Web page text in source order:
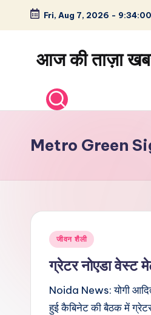
Skip
content
Fri, Aug 7, 2026 - 9:34:01
आज की ताज़ा
–
और
विश्व
Metro Green
Posted
जीवन शैली
ग्रेटर नोएडा वेस्ट
Noida News: योगी
हुई कैबिनेट की बैठक में